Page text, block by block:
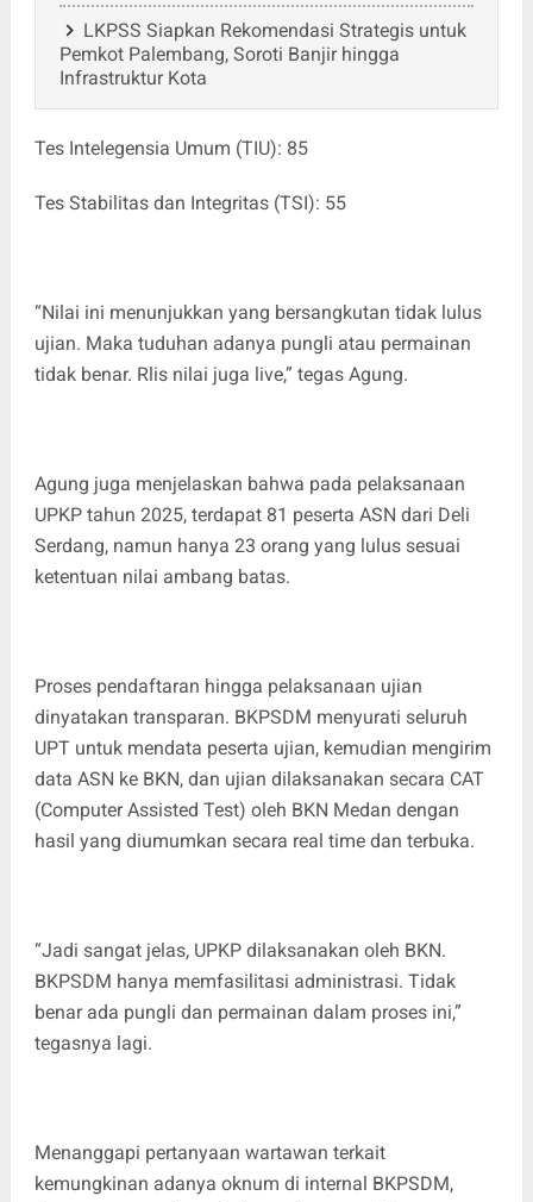
LKPSS Siapkan Rekomendasi Strategis untuk
Pemkot Palembang, Soroti Banjir hingga
Infrastruktur Kota
‎Tes Intelegensia Umum (TIU): 85
‎Tes Stabilitas dan Integritas (TSI): 55
‎“Nilai ini menunjukkan yang bersangkutan tidak lulus
ujian. Maka tuduhan adanya pungli atau permainan
tidak benar. Rlis nilai juga live,” tegas Agung.
‎Agung juga menjelaskan bahwa pada pelaksanaan
UPKP tahun 2025, terdapat 81 peserta ASN dari Deli
Serdang, namun hanya 23 orang yang lulus sesuai
ketentuan nilai ambang batas.
‎Proses pendaftaran hingga pelaksanaan ujian
dinyatakan transparan. BKPSDM menyurati seluruh
UPT untuk mendata peserta ujian, kemudian mengirim
data ASN ke BKN, dan ujian dilaksanakan secara CAT
(Computer Assisted Test) oleh BKN Medan dengan
hasil yang diumumkan secara real time dan terbuka.
‎“Jadi sangat jelas, UPKP dilaksanakan oleh BKN.
BKPSDM hanya memfasilitasi administrasi. Tidak
benar ada pungli dan permainan dalam proses ini,”
tegasnya lagi.
‎Menanggapi pertanyaan wartawan terkait
kemungkinan adanya oknum di internal BKPSDM,